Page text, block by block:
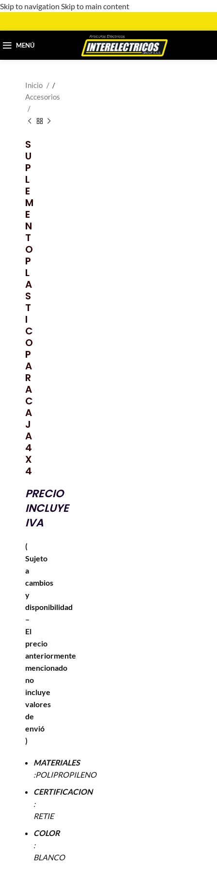
Skip to navigation Skip to main content
MENÚ
Inicio
/
Accesorios
S
U
P
L
E
M
E
N
T
O
P
L
A
S
T
I
C
O
P
A
R
A
C
A
J
A
4
X
4
PRECIO
INCLUYE
IVA
(
Sujeto
a
cambios
y
disponibilidad
–
El
precio
anteriormente
mencionado
no
incluye
valores
de
envió
)
MATERIALES
:POLIPROPILENO
CERTIFICACION
:
RETIE
COLOR
:
BLANCO